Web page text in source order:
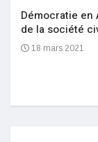
Démocratie en
de la société
18 mars 2021